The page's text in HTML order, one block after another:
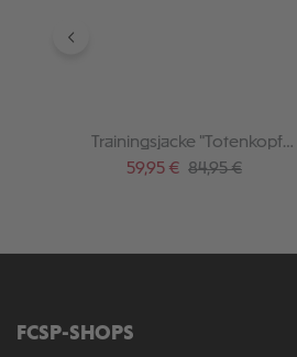
Trainingsjacke "Totenkopf
Kapuze"
Verkaufspreis:
59,95 € Regulärer Preis:
84,95 €
FCSP-SHOPS